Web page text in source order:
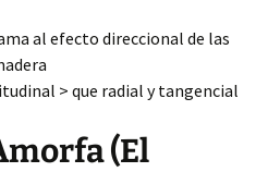
al efecto direccional de las
> que radial y tangencial
(El